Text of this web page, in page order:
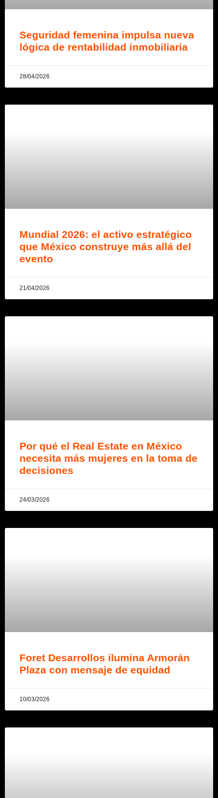
Seguridad femenina impulsa nueva
lógica de rentabilidad inmobiliaria
28/04/2026
Mundial 2026: el activo estratégico
que México construye más allá del
evento
21/04/2026
Por qué el Real Estate en México
necesita más mujeres en la toma de
decisiones
24/03/2026
Foret Desarrollos ilumina Armorán
Plaza con mensaje de equidad
10/03/2026